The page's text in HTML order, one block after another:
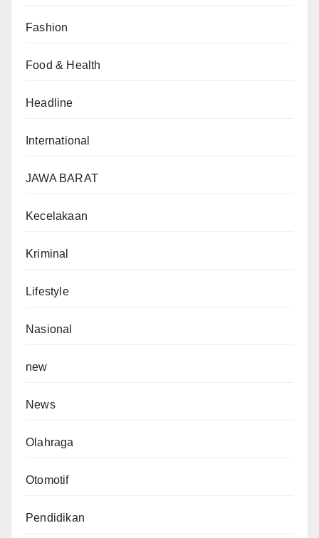
Fashion
Food & Health
Headline
International
JAWA BARAT
Kecelakaan
Kriminal
Lifestyle
Nasional
new
News
Olahraga
Otomotif
Pendidikan